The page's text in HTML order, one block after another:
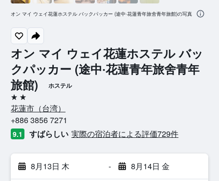
オン マイ ウェイ花蓮ホステル バッ
クパッカー (途中‧花蓮青年旅舍青年
旅館)
ホステル
2つ星
花蓮市​（台湾​）​
+886 3856 7271
9.1 すばらしい 実際の宿泊者による評価729​件
8月13日 木 - 8月14日 金
オン マイ ウェイ花蓮ホステル バックパッカー (途中‧花蓮青年旅舍青年旅館)の写真